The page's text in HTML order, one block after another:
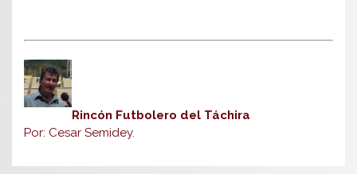
Rincón Futbolero del Táchira
Por: Cesar Semidey.